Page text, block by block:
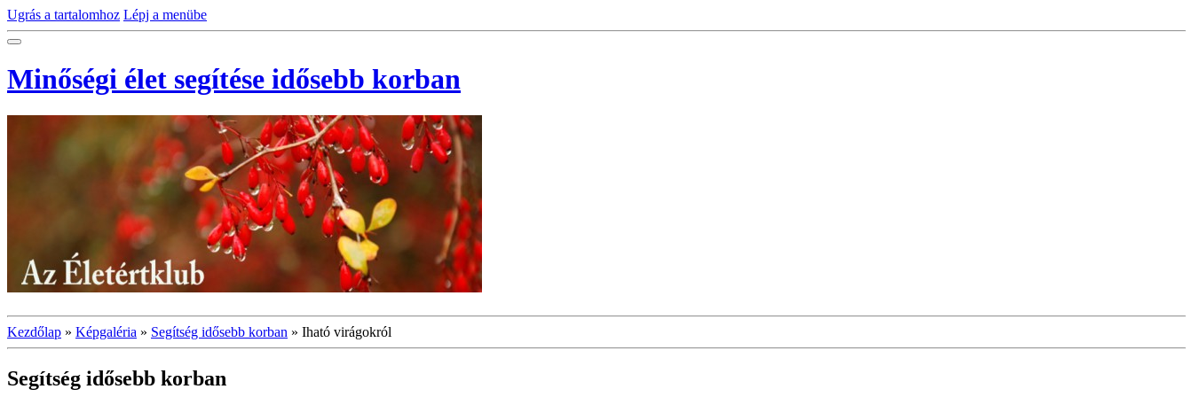
Ugrás a tartalomhoz Lépj a menübe
Minőségi élet segítése idősebb korban
Kezdőlap » Képgaléria » Segítség idősebb korban » Iható virágokról
Segítség idősebb korban